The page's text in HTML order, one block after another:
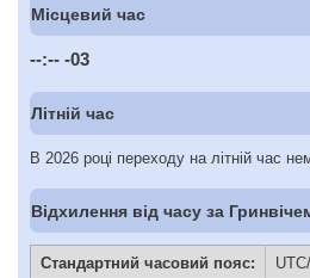
Місцевий час
--:-- -03
Літній час
В 2026 році переходу на літній час
Відхилення від часу за
Стандартний часовий пояс: